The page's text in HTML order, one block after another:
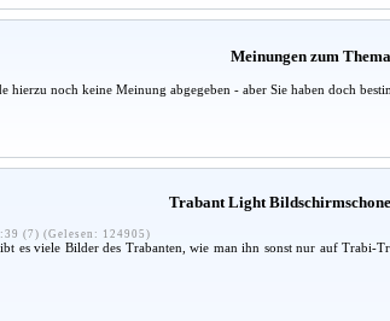
Meinungen zum Thema
hierzu noch keine Meinung abgegeben - aber Sie haben doch
Trabant Light
(7) (Gelesen: 124905)
es viele Bilder des Trabanten, wie man ihn sonst nur auf Trabi-